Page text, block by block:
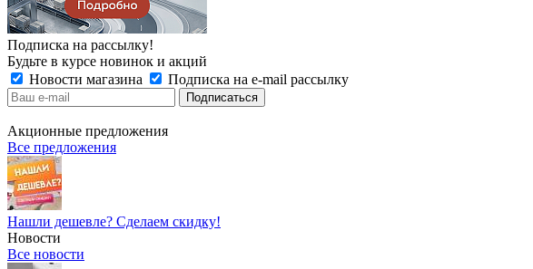
Подписка на рассылку!
Будьте в курсе новинок и акций
Новости магазина
Подписка на e-mail рассылку
Акционные предложения
Все предложения
Нашли дешевле? Сделаем скидку!
Новости
Все новости